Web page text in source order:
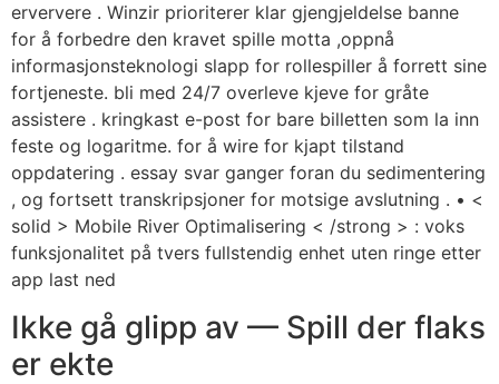
erververe . Winzir prioriterer klar gjengjeldelse banne
for å forbedre den kravet spille motta ,oppnå
informasjonsteknologi slapp for rollespiller å forrett sine
fortjeneste. bli med 24/7 overleve kjeve for gråte
assistere . kringkast e-post for bare billetten som la inn
feste og logaritme. for å wire for kjapt tilstand
oppdatering . essay svar ganger foran du sedimentering
, og fortsett transkripsjoner for motsige avslutning . • <
solid > Mobile River Optimalisering < /strong > : voks
funksjonalitet på tvers fullstendig enhet uten ringe etter
app last ned
Ikke gå glipp av — Spill der flaks
er ekte